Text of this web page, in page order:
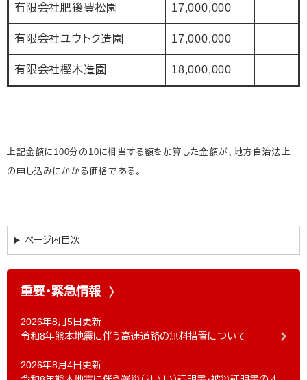
有限会社肥後豊松園 17,000,000
有限会社ユウトク造園 17,000,000
有限会社樫木造園 18,000,000
上記金額に100分の10に相当する額を加算した金額が、地方自治法上
の申し込みにかかる価格である。
ページ内目次
重要・緊急情報
2026年8月5日更新
令和8年熊本地震に伴う高速道路の無料措置について
2026年8月4日更新